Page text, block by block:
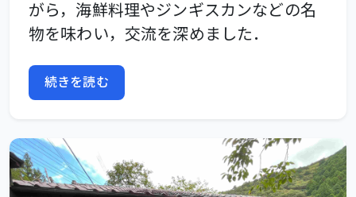
がら，海鮮料理やジンギスカンなどの名
物を味わい，交流を深めました．
続きを読む